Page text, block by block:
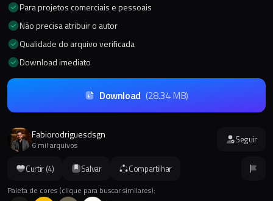
Curtir (4) Salvar Compartilhar
Paleta de cores (clique para buscar similares):
Para projetos comerciais e pessoais
Não precisa atribuir o autor
Qualidade do arquivo verificada
Download imediato
Download (28.34 MB)
Fabiorodriguesdsgn
6 mil arquivos Seguir